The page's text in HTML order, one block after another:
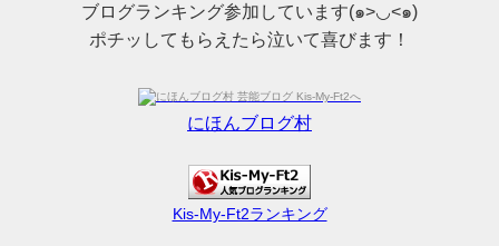
ブログランキング参加しています(๑>◡<๑)
ポチッしてもらえたら泣いて喜びます！
にほんブログ村
Kis-My-Ft2ランキング